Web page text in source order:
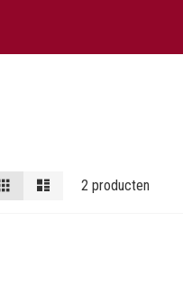
Foto-
tabel
2 producten